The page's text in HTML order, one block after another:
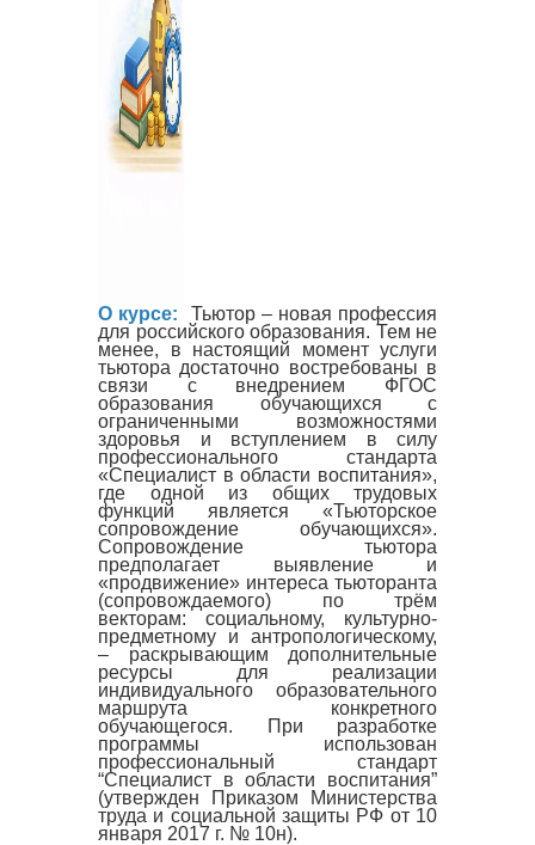
Продолжительность обучения:
месяцев обучения).
Требования к уровню
допускаются лица, имеющие
О курсе:
Тьютор – новая профессия
для российского образования. Тем не
менее, в настоящий момент услуги
тьютора достаточно востребованы в
связи с внедрением ФГОС
образования обучающихся с
ограниченными возможностями
здоровья и вступлением в силу
профессионального стандарта
«Специалист в области воспитания»,
где одной из общих трудовых
функций является «Тьюторское
сопровождение обучающихся».
Сопровождение тьютора
предполагает выявление и
«продвижение» интереса тьюторанта
(сопровождаемого) по трём
векторам: социальному, культурно-
предметному и антропологическому,
– раскрывающим дополнительные
ресурсы для реализации
индивидуального образовательного
маршрута конкретного
обучающегося. При разработке
программы использован
профессиональный стандарт
“Специалист в области воспитания”
(утвержден Приказом Министерства
труда и социальной защиты РФ от 10
января 2017 г. № 10н).